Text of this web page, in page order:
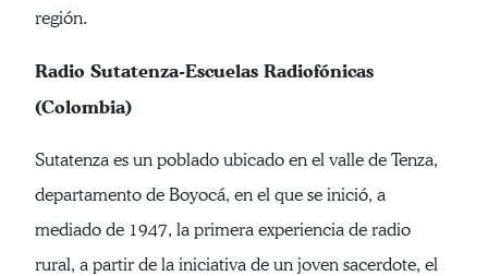
región.
Radio Sutatenza-Escuelas Radiofónicas
(Colombia)
Sutatenza es un poblado ubicado en el valle de Tenza,
departamento de Boyocá, en el que se inició, a
mediado de 1947, la primera experiencia de radio
rural, a partir de la iniciativa de un joven sacerdote, el